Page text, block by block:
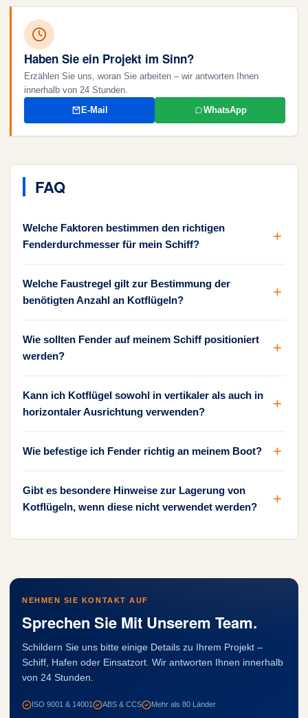
Haben Sie ein Projekt im Sinn?
Erzählen Sie uns, woran Sie arbeiten – wir antworten Ihnen
innerhalb von 24 Stunden.
E-Mail
WhatsApp
FAQ
Welche Faktoren bestimmen den richtigen
Fenderdurchmesser für mein Schiff?
Welche Faustregel gilt zur Bestimmung der
benötigten Anzahl an Kotflügeln?
Wie sollten Fender auf meinem Schiff positioniert
werden?
Kann ich Kotflügel sowohl in vertikaler als auch in
horizontaler Ausrichtung verwenden?
Wie befestige ich Fender richtig an meinem Boot?
Gibt es besondere Hinweise zur Lagerung von
Kotflügeln, wenn diese nicht verwendet werden?
NEHMEN SIE KONTAKT AUF
Sprechen Sie Mit Unserem Team.
Schildern Sie uns bitte einige Details zu Ihrem Projekt –
Schiff, Hafen oder Einsatzort. Wir antworten Ihnen innerhalb
von 24 Stunden.
ISO 9001 & 14001 ABS & CCS Mehr als 80 Länder